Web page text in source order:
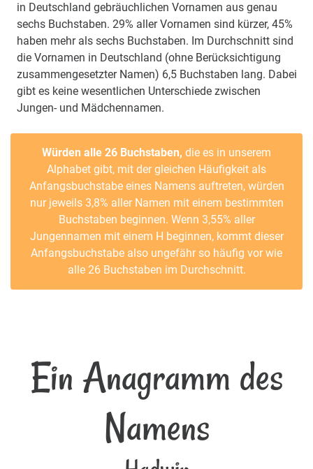
in Deutschland gebräuchlichen Vornamen aus genau
sechs Buchstaben. 29% aller Vornamen sind kürzer, 45%
haben mehr als sechs Buchstaben. Im Durchschnitt sind
die Vornamen in Deutschland (ohne Berücksichtigung
zusammengesetzter Namen) 6,5 Buchstaben lang. Dabei
gibt es keine wesentlichen Unterschiede zwischen
Jungen- und Mädchennamen.
Würden alle 26 Buchstaben, die es in unserem
Alphabet gibt, mit der gleichen Häufigkeit als
Anfangsbuchstabe eines Namens auftreten, würden
nur jeweils 3,8% aller Namen mit einem bestimmten
Buchstaben beginnen. Wenn 3,55% aller
Jungennamen mit einem H beginnen, kommt dieser
Anfangsbuchstabe also ungefähr so häufig vor wie
alle 26 Buchstaben im Durchschnitt.
Ein Anagramm des
Namens